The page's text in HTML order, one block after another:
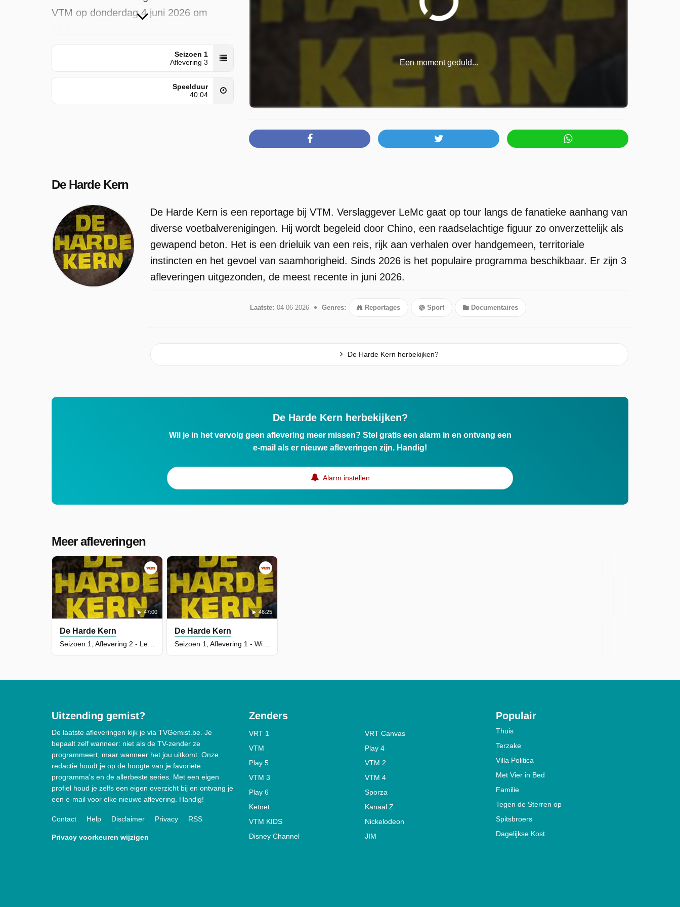
VTM op donderdag 4 juni 2026 om
Seizoen 1
Aflevering 3
Speelduur
40:04
Een moment geduld...
De Harde Kern
De Harde Kern is een reportage bij VTM. Verslaggever LeMc gaat op tour langs de fanatieke aanhang van
diverse voetbalverenigingen. Hij wordt begeleid door Chino, een raadselachtige figuur zo onverzettelijk als
gewapend beton. Het is een drieluik van een reis, rijk aan verhalen over handgemeen, territoriale
instincten en het gevoel van saamhorigheid. Sinds 2026 is het populaire programma beschikbaar. Er zijn 3
afleveringen uitgezonden, de meest recente in juni 2026.
Laatste: 04-06-2026 Genres: Reportages Sport Documentaires
De Harde Kern herbekijken?
De Harde Kern herbekijken?
Wil je in het vervolg geen aflevering meer missen? Stel gratis een alarm in en ontvang een
e-mail als er nieuwe afleveringen zijn. Handig!
Alarm instellen
Meer afleveringen
47:00
De Harde Kern
46:25
De Harde Kern
Uitzending gemist?
De laatste afleveringen kijk je via TVGemist.be. Je
bepaalt zelf wanneer: niet als de TV-zender ze
programmeert, maar wanneer het jou uitkomt. Onze
redactie houdt je op de hoogte van je favoriete
programma's en de allerbeste series. Met een eigen
profiel houd je zelfs een eigen overzicht bij en ontvang je
een e-mail voor elke nieuwe aflevering. Handig!
Contact Help Disclaimer Privacy RSS
Privacy voorkeuren wijzigen
Zenders
VRT 1
VRT Canvas
VTM
Play 4
Play 5
VTM 2
VTM 3
VTM 4
Play 6
Sporza
Ketnet
Kanaal Z
VTM KIDS
Nickelodeon
Disney Channel
JIM
Populair
Thuis
Terzake
Villa Politica
Met Vier in Bed
Familie
Tegen de Sterren op
Spitsbroers
Dagelijkse Kost